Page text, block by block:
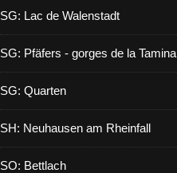
SG: Lac de Walenstadt
SG: Pfäfers - gorges de la Tamina
SG: Quarten
SH: Neuhausen am Rheinfall
SO: Bettlach